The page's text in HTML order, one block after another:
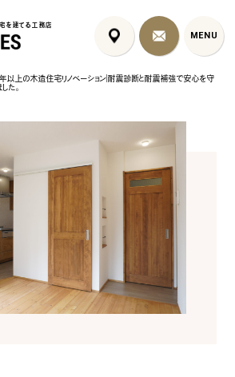
を建てる工務店
MENU
MENU
を建てる工務店
泉佐野市の共働き夫婦向け注
標準仕様
施工事例
年以上の木造住宅リノベーション｜耐震診断と耐震補強で安心を守
た。